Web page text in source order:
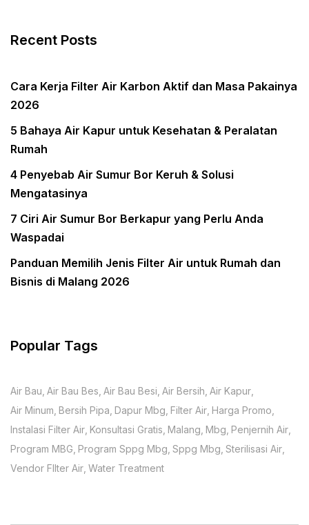
Recent Posts
Cara Kerja Filter Air Karbon Aktif dan Masa Pakainya
2026
5 Bahaya Air Kapur untuk Kesehatan & Peralatan
Rumah
4 Penyebab Air Sumur Bor Keruh & Solusi
Mengatasinya
7 Ciri Air Sumur Bor Berkapur yang Perlu Anda
Waspadai
Panduan Memilih Jenis Filter Air untuk Rumah dan
Bisnis di Malang 2026
Popular Tags
Air Bau Air Bau Bes Air Bau Besi Air Bersih Air Kapur
Air Minum Bersih Pipa Dapur Mbg Filter Air Harga Promo
Instalasi Filter Air Konsultasi Gratis Malang Mbg Penjernih Air
Program MBG Program Sppg Mbg Sppg Mbg Sterilisasi Air
Vendor FIlter Air Water Treatment